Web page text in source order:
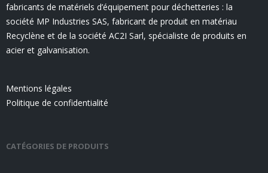
fabricants de matériels d’équipement pour déchetteries : la
société MP Industries SAS, fabricant de produit en matériau
Recyclène et de la société AC2I Sarl, spécialiste de produits en
acier et galvanisation.
Mentions légales
Politique de confidentialité
CATÉGORIES DE PRODUITS